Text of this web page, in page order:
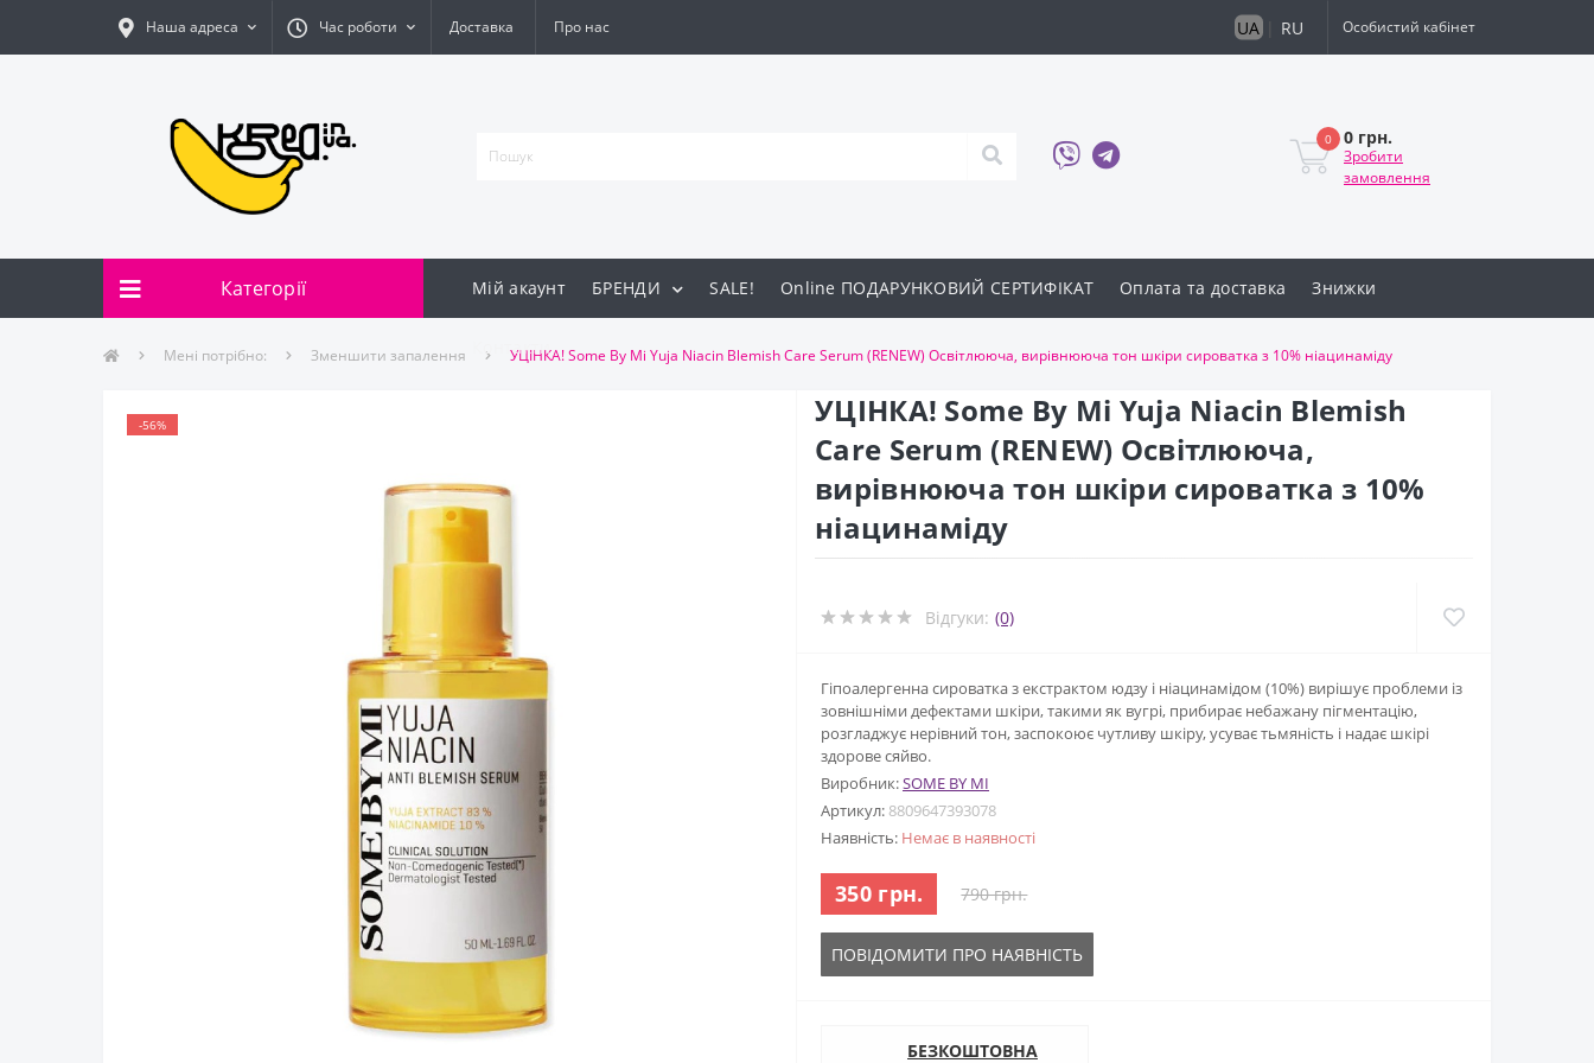
Наша адреса Час роботи Доставка Про нас UA RU Особистий кабінет
0 0 грн.
Зробити
замовлення
Категорії Мій акаунт БРЕНДИ SALE! Online ПОДАРУНКОВИЙ СЕРТИФІКАТ Оплата та доставка Знижки
Контакти
Мені потрібно: Зменшити запалення УЦІНКА! Some By Mi Yuja Niacin Blemish Care Serum (RENEW) Освітлююча, вирівнююча тон шкіри сироватка з 10% ніацинаміду
-56%
УЦІНКА! Some By Mi Yuja Niacin Blemish
Care Serum (RENEW) Освітлююча,
вирівнююча тон шкіри сироватка з 10%
ніацинаміду
Відгуки: (0)
Гіпоалергенна сироватка з екстрактом юдзу і ніацинамідом (10%) вирішує проблеми із
зовнішніми дефектами шкіри, такими як вугрі, прибирає небажану пігментацію,
розгладжує нерівний тон, заспокоює чутливу шкіру, усуває тьмяність і надає шкірі
здорове сяйво.
Виробник:SOME BY MI
Артикул: 8809647393078
Наявність: Немає в наявності
350 грн. 790 грн.
ПОВІДОМИТИ ПРО НАЯВНІСТЬ
БЕЗКОШТОВНА